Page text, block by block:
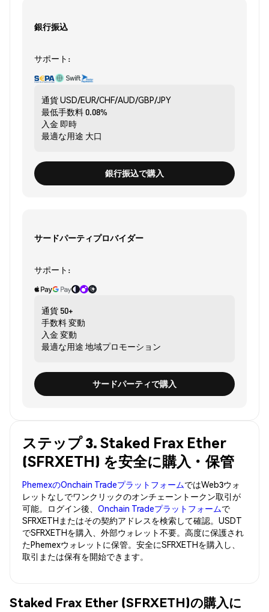
銀行振込
サポート:
通貨USD/EUR/CHF/AUD/GBP/JPY
最低手数料0.08%
入金 即時
最適な用途 大口
銀行振込で購入
サードパーティプロバイダー
サポート:
通貨 50+
手数料変動
入金 変動
最適な用途 地域プロモーション
サードパーティで購入
ステップ 3. Staked Frax Ether
(SFRXETH) を安全に購入・保管
PhemexのOnchain TradeプラットフォームではWeb3ウォ
レットなしでワンクリックのオンチェーントークン取引が
可能。ログイン後、 Onchain Tradeプラットフォームで
SFRXETHまたはその契約アドレスを検索して確認。USDT
でSFRXETHを購入、外部ウォレット不要。高度に保護され
たPhemexウォレットに保管。安全にSFRXETHを購入し、
取引または保有を開始できます。
Staked Frax Ether (SFRXETH)の購入に